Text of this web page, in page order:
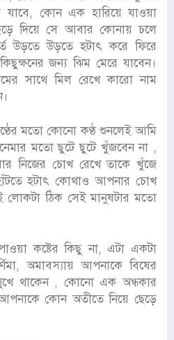
যাবে, কোন এক হারিয়ে যাওয়া
দিয়ে সে আবার কোনায় চলে
উড়তে উড়তে হটাৎ করে ফিরে
জন্য ঝিম মেরে যাবেন।
সাথে মিল রেখে কারো নাম
মতো কোনো কণ্ঠ শুনলেই আমি
মতো ছুটে ছুটে খুঁজবেন না ,
নিজের চোখ রেখে তাকে খুঁজে
হাঁটতে হটাৎ কোথাও আপনার চোখ
ঠিক সেই মানুষটার মতো
কষ্টের কিছু না, এটা একটা
অমাবস্যায় আপনাকে বিষের
থাকেন , কোনো এক অন্ধকার
কোন অতীতে নিয়ে ছেড়ে